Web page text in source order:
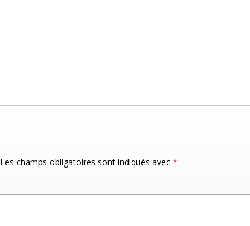
Les champs obligatoires sont indiqués avec *